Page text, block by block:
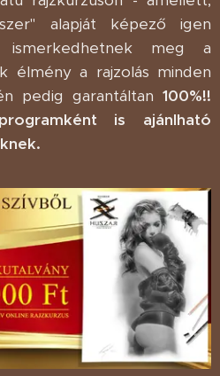
alapját képező igen
ismerkedhetnek meg a
élmény a rajzolás minden
pedig garantáltan 100%!!
is ajánlható